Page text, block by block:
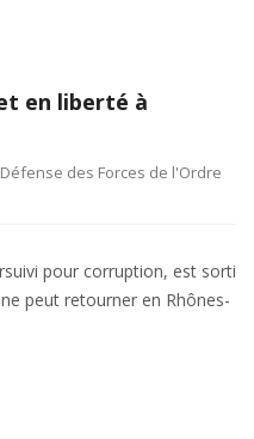
en liberté à
Défense des Forces de l'Ordre
pour corruption, est sorti
peut retourner en Rhônes-